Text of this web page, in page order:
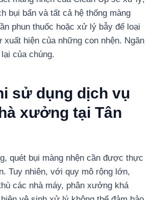
bụi bẩn và tất cả hệ thống màng
phun thuốc hoặc xử lý bẫy để loại
xuất hiện của những con nhện. Ngăn
của chúng.
sử dụng dịch vụ
xưởng tại Tân
quét bụi màng nhện cần được thực
Tuy nhiên, với quy mô rộng lớn,
các nhà máy, phân xưởng khá